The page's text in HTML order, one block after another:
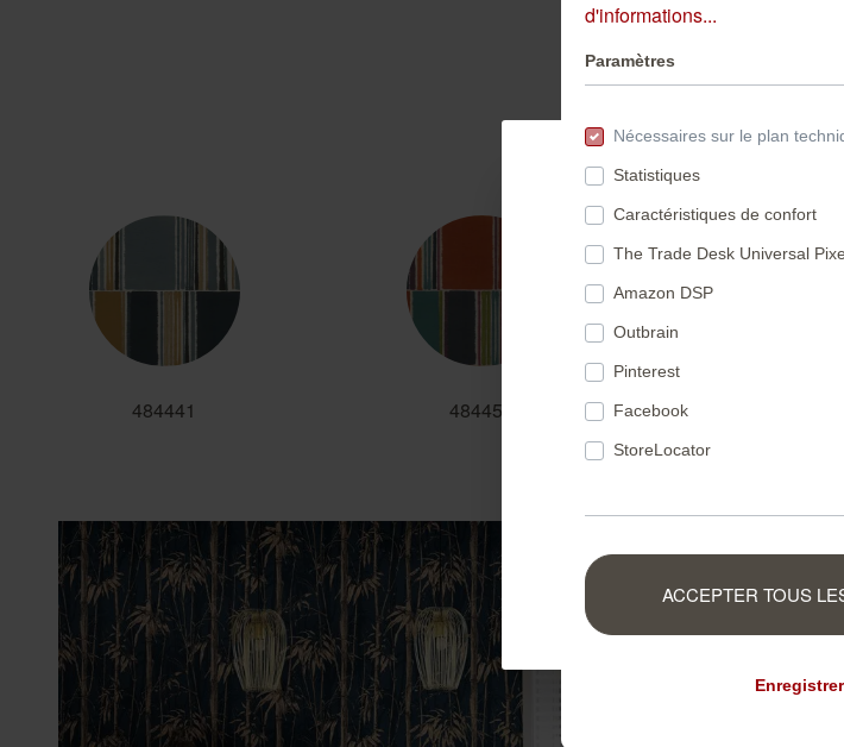
484441 484458
Veuillez
BELGIUM
d'informations...
Paramètres
Nécessaires sur le plan
Statistiques
Caractéristiques de confort
The Trade Desk Universal
Amazon DSP
Outbrain
Pinterest
Facebook
StoreLocator
ACCEPTER TOUS
Enregistrer